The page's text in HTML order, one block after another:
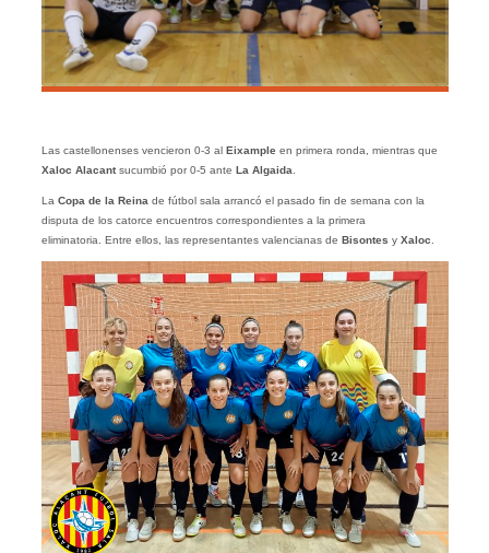
Las castellonenses vencieron 0-3 al Eixample en primera ronda, mientras que
Xaloc Alacantsucumbió por 0-5 ante La Algaida
La Copa de la Reina de fútbol sala arrancó el pasado fin de semana con la
disputa de los catorce encuentros correspondientes a la primera
eliminatoria. Entre ellos, las representantes valencianas de Bisontes y Xaloc